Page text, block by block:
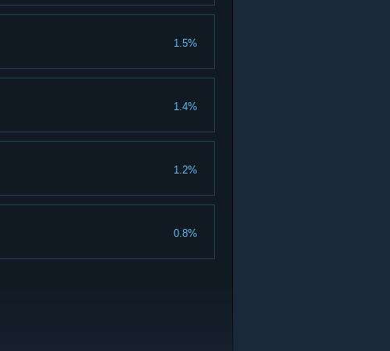
1.5%
1.4%
1.2%
0.8%